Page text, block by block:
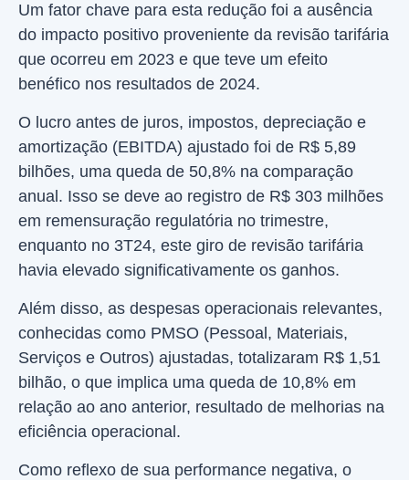
Um fator chave para esta redução foi a ausência
do impacto positivo proveniente da revisão tarifária
que ocorreu em 2023 e que teve um efeito
benéfico nos resultados de 2024.
O lucro antes de juros, impostos, depreciação e
amortização (EBITDA) ajustado foi de R$ 5,89
bilhões, uma queda de 50,8% na comparação
anual. Isso se deve ao registro de R$ 303 milhões
em remensuração regulatória no trimestre,
enquanto no 3T24, este giro de revisão tarifária
havia elevado significativamente os ganhos.
Além disso, as despesas operacionais relevantes,
conhecidas como PMSO (Pessoal, Materiais,
Serviços e Outros) ajustadas, totalizaram R$ 1,51
bilhão, o que implica uma queda de 10,8% em
relação ao ano anterior, resultado de melhorias na
eficiência operacional.
Como reflexo de sua performance negativa, o